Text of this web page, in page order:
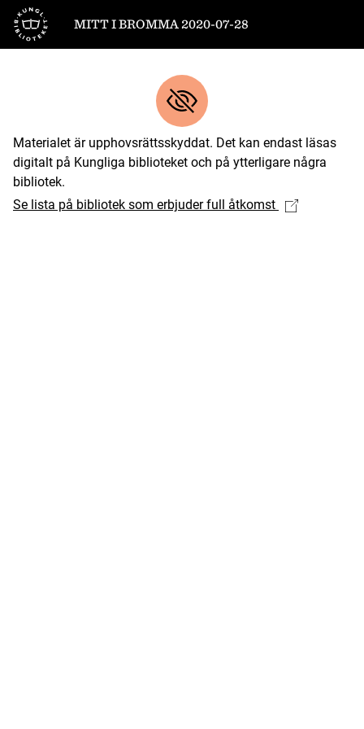
Till startsidan
MITT I BROMMA 2020-07-28
Materialet är upphovsrättsskyddat. Det kan endast läsas
digitalt på Kungliga biblioteket och på ytterligare några
bibliotek.
Se lista på bibliotek som erbjuder full åtkomst